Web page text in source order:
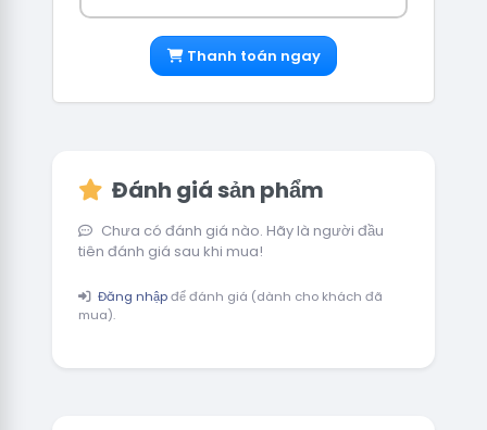
Thanh toán ngay
Đánh giá sản phẩm
Chưa có đánh giá nào. Hãy là người đầu
tiên đánh giá sau khi mua!
Đăng nhậpđể đánh giá (dành cho khách đã
mua).